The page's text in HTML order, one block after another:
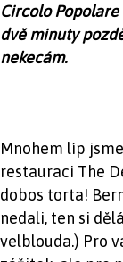
Circolo Popolare
dvě minuty
nekecám.
Mnohem líp
restauraci The
dobos torta!
nedali, ten si
velblouda.) Pro